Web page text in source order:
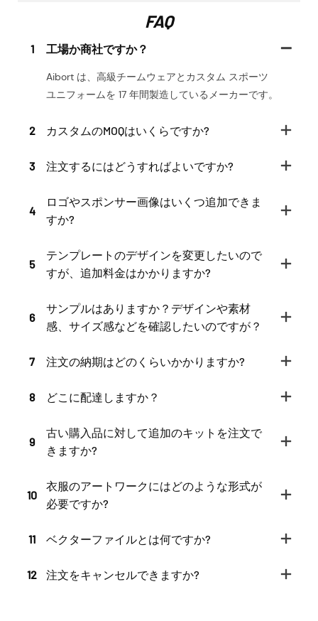
FAQ
1 工場か商社ですか？
Aibort は、高級チームウェアとカスタム スポーツ
ユニフォームを 17 年間製造しているメーカーです。
2 カスタムのMOQはいくらですか?
3 注文するにはどうすればよいですか?
4
ロゴやスポンサー画像はいくつ追加できま
すか?
5
テンプレートのデザインを変更したいので
すが、追加料金はかかりますか?
6
サンプルはありますか？デザインや素材
感、サイズ感などを確認したいのですが？
7 注文の納期はどのくらいかかりますか?
8 どこに配達しますか？
9
古い購入品に対して追加のキットを注文で
きますか?
10
衣服のアートワークにはどのような形式が
必要ですか?
11 ベクターファイルとは何ですか?
12 注文をキャンセルできますか?